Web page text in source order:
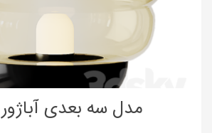
مدل سه بعدی آباژور 933